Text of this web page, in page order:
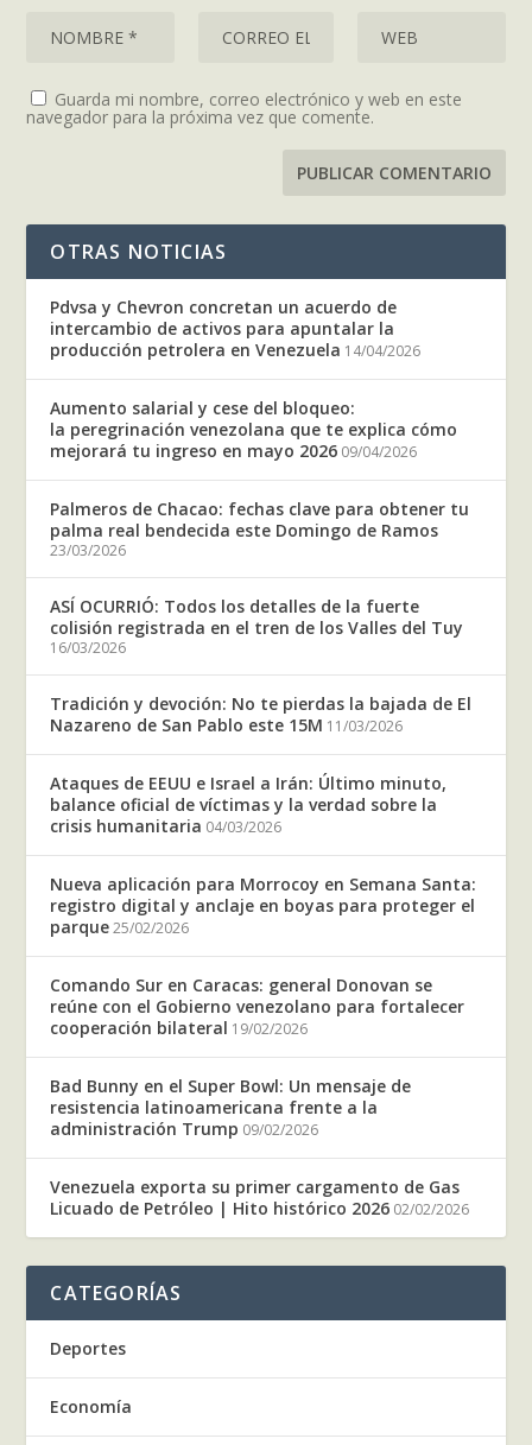
Guarda mi nombre, correo electrónico y web en este
navegador para la próxima vez que comente.
OTRAS NOTICIAS
Pdvsa y Chevron concretan un acuerdo de
intercambio de activos para apuntalar la
producción petrolera en Venezuela 14/04/2026
Aumento salarial y cese del bloqueo:
la peregrinación venezolana que te explica cómo
mejorará tu ingreso en mayo 2026 09/04/2026
Palmeros de Chacao: fechas clave para obtener tu
palma real bendecida este Domingo de Ramos
23/03/2026
ASÍ OCURRIÓ: Todos los detalles de la fuerte
colisión registrada en el tren de los Valles del Tuy
16/03/2026
Tradición y devoción: No te pierdas la bajada de El
Nazareno de San Pablo este 15M 11/03/2026
Ataques de EEUU e Israel a Irán: Último minuto,
balance oficial de víctimas y la verdad sobre la
crisis humanitaria 04/03/2026
Nueva aplicación para Morrocoy en Semana Santa:
registro digital y anclaje en boyas para proteger el
parque 25/02/2026
Comando Sur en Caracas: general Donovan se
reúne con el Gobierno venezolano para fortalecer
cooperación bilateral 19/02/2026
Bad Bunny en el Super Bowl: Un mensaje de
resistencia latinoamericana frente a la
administración Trump 09/02/2026
Venezuela exporta su primer cargamento de Gas
Licuado de Petróleo | Hito histórico 2026 02/02/2026
CATEGORÍAS
Deportes
Economía